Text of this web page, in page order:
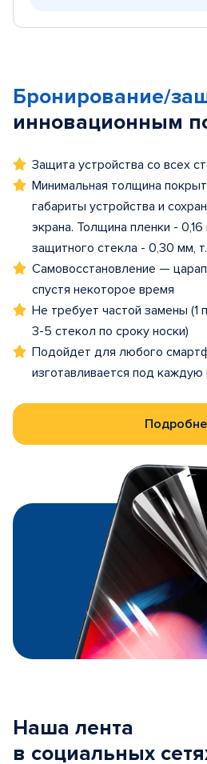
Бронирование/
инновационным
Защита устройства со всех
Минимальная толщина
габариты устройства и
экрана. Толщина пленки -
защитного стекла - 0,30 мм,
Самовосстановление —
спустя некоторое время
Не требует частой замены (1
3-5 стекол по сроку носки)
Подойдет для любого
изготавливается под
Наша лента
в социальных